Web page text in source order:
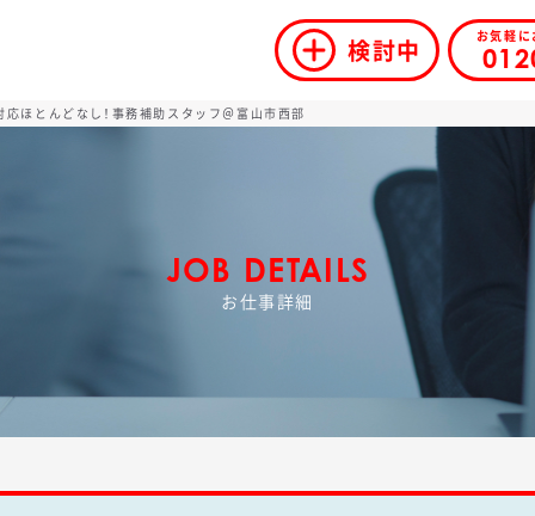
検討中 お気軽
応ほとんどなし！事務補助スタッフ＠富山市西部
JOB DETAILS
お仕事詳細